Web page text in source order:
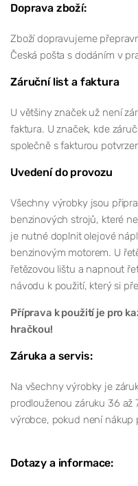
Doprava zboží:
Zboží dopravujeme
Česká pošta s dodáním v
Záruční list a faktura
U většiny značek už není
faktura. U značek, kde
společně s fakturou
Uvedení do provozu
Všechny výrobky jsou
benzinových strojů, které
je nutné doplnit olejové
benzinovým motorem. U
řetězovou lištu a napnout
návodu k použití, který si
Příprava k použití je pro
hračkou!
Záruka a servis:
Na všechny výrobky je
prodlouženou záruku 36 až
výrobce, pokud není nákup
Dotazy a informace: